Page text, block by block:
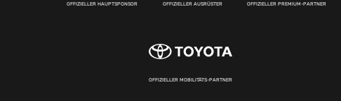
OFFIZIELLER HAUPTSPONSOR OFFIZIELLER AUSRÜSTER OFFIZIELLER PREMIUM-PARTNER
OFFIZIELLER MOBILITÄTS-PARTNER